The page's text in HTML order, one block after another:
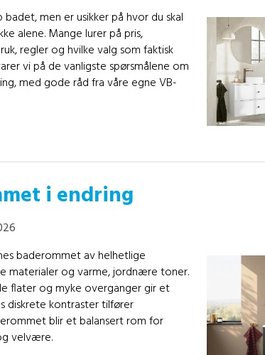
badet, men er usikker på hvor du skal
alene. Mange lurer på pris,
regler og hvilke valg som faktisk
vi på de vanligste spørsmålene om
med gode råd fra våre egne VB-
i endring
baderommet av helhetlige
materialer og varme, jordnære toner.
flater og myke overganger gir et
diskrete kontraster tilfører
blir et balansert rom for
velvære.